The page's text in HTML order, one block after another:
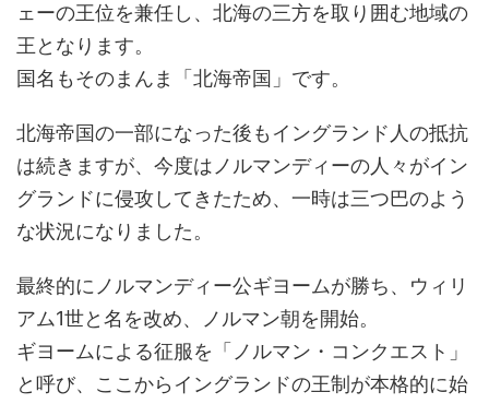
ェーの王位を兼任し、北海の三方を取り囲む地域の
王となります。
国名もそのまんま「北海帝国」です。
北海帝国の一部になった後もイングランド人の抵抗
は続きますが、今度はノルマンディーの人々がイン
グランドに侵攻してきたため、一時は三つ巴のよう
な状況になりました。
最終的にノルマンディー公ギヨームが勝ち、ウィリ
アム1世と名を改め、ノルマン朝を開始。
ギヨームによる征服を「ノルマン・コンクエスト」
と呼び、ここからイングランドの王制が本格的に始